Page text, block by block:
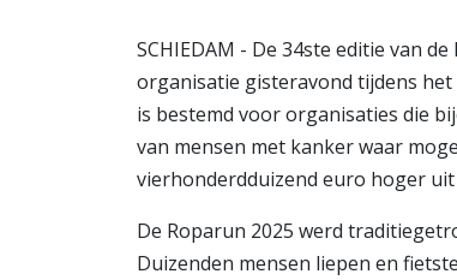
SCHIEDAM - De 34ste editie van
organisatie gisteravond tijdens
is bestemd voor organisaties die
van mensen met kanker waar
vierhonderdduizend euro hoger
De Roparun 2025 werd
Duizenden mensen liepen en